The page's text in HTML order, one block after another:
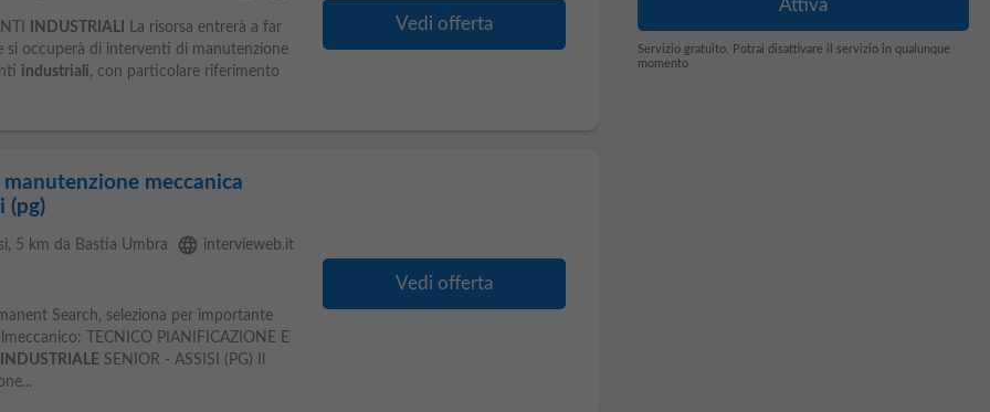
INDUSTRIALI
La risorsa entrerà a far
si occuperà di interventi di manutenzione
industriali, con particolare riferimento
Vedi offerta
meccanica
(pg)
, 5 km da Bastia Umbra language intervieweb.it
Search, seleziona per importante
TECNICO PIANIFICAZIONE E
INDUSTRIALESENIOR - ASSISI (PG) Il
Vedi offerta
Servizio gratuito. Potrai disattivare il servizio in qualunque
momento